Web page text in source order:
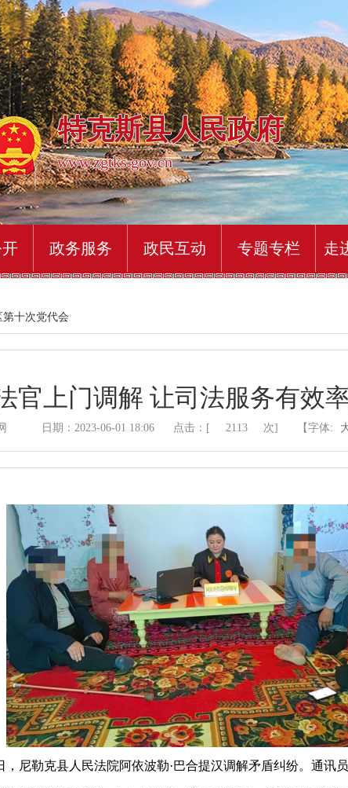
特克斯县人民政府
www.zgtks.gov.cn
政务服务 政民互动 专题专栏 走
十次党代会
官上门调解 让司法服务有效
日期：2023-06-01 18:06 点击：[ 2113 次] 【字体:
，尼勒克县人民法院阿依波勒·巴合提汉调解矛盾纠纷。通讯